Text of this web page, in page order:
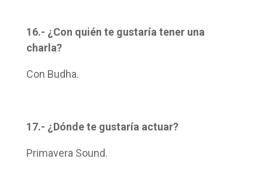
16.- ¿Con quién te gustaría tener una
charla?
Con Budha.
17.- ¿Dónde te gustaría actuar?
Primavera Sound.